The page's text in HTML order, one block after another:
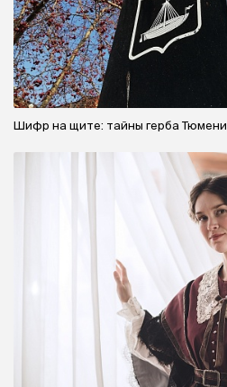
Шифр на щите: тайны герба Тюмени